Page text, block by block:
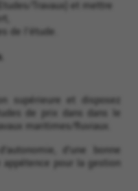
Travaux) et mettre
de l'étude.
supérieure et disposez
de prix dans dans le
maritimes/fluviaux.
d’une bonne
pour la gestion